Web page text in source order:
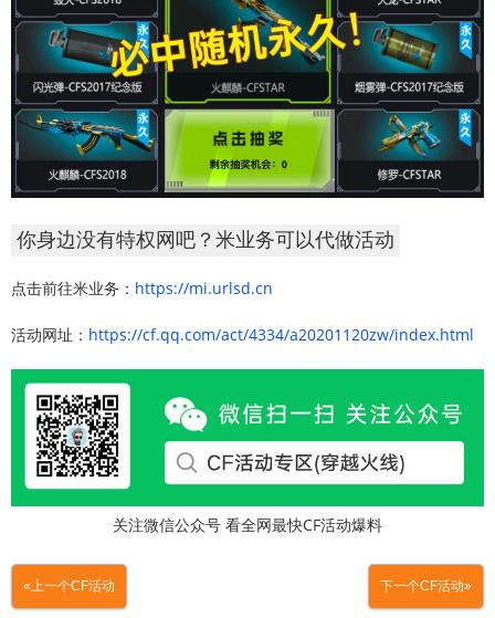
你身边没有特权网吧？米业务可以代做活动
点击前往米业务： https://mi.urlsd.cn
活动网址： https://cf.qq.com/act/4334/a20201120zw/index.html
关注微信公众号 看全网最快CF活动爆料
«上一个CF活动 下一个CF活动»